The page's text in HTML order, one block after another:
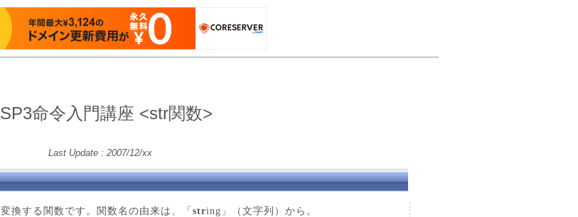
命令入門講座 <str関数>
Last Update : 2007/12/xx
換する関数です。関数名の由来は、「 string」（文字列）から。